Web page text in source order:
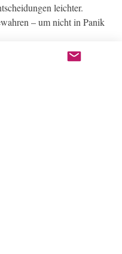
leichter.
– um nicht in Panik
bleiben – statt sich von der
zu lassen.